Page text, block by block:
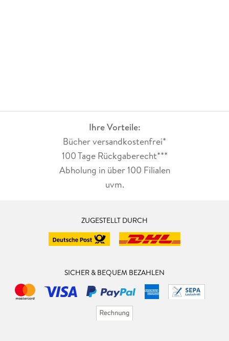
Ihre Vorteile:
Bücher versandkostenfrei*
100 Tage Rückgaberecht***
Abholung in über 100 Filialen
uvm.
ZUGESTELLT DURCH
SICHER & BEQUEM BEZAHLEN